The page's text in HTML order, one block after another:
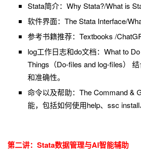
Stata简介：Why Stata?/What is
软件界面：The Stata Interface/
参考书籍推荐：Textbooks /
log工作日志和do文档：What to
Things（Do-files and log-files）
和准确性。
命令以及帮助：The Command &
能，包括如何使用help、ssc install
第二讲：Stata数据管理与AI智能辅助